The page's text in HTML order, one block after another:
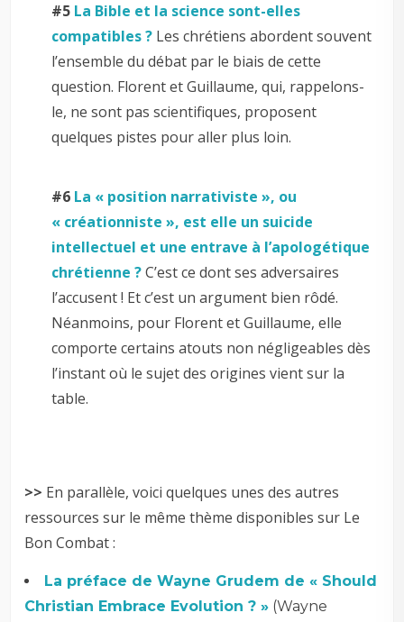
#5 La Bible et la science sont-elles
compatibles ? Les chrétiens abordent souvent
l’ensemble du débat par le biais de cette
question. Florent et Guillaume, qui, rappelons-
le, ne sont pas scientifiques, proposent
quelques pistes pour aller plus loin.
#6 La « position narrativiste », ou
« créationniste », est elle un suicide
intellectuel et une entrave à l’apologétique
chrétienne ?C’est ce dont ses adversaires
l’accusent ! Et c’est un argument bien rôdé.
Néanmoins, pour Florent et Guillaume, elle
comporte certains atouts non négligeables dès
l’instant où le sujet des origines vient sur la
table.
>> En parallèle, voici quelques unes des autres
ressources sur le même thème disponibles sur Le
Bon Combat :
La préface de Wayne Grudem de « Should
Christian Embrace Evolution ? » (Wayne